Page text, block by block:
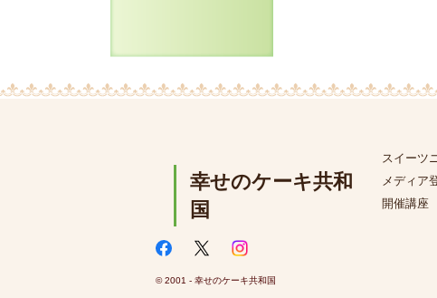
幸せのケーキ共和
国
スイーツ
メディア
開催講座
© 2001 - 幸せのケーキ共和国